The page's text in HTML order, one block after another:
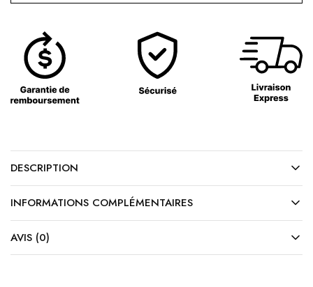
DESCRIPTION
INFORMATIONS COMPLÉMENTAIRES
AVIS (0)